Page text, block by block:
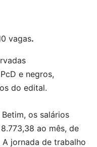
vagas.
e negros,
do edital.
os salários
ao mês, de
jornada de trabalho